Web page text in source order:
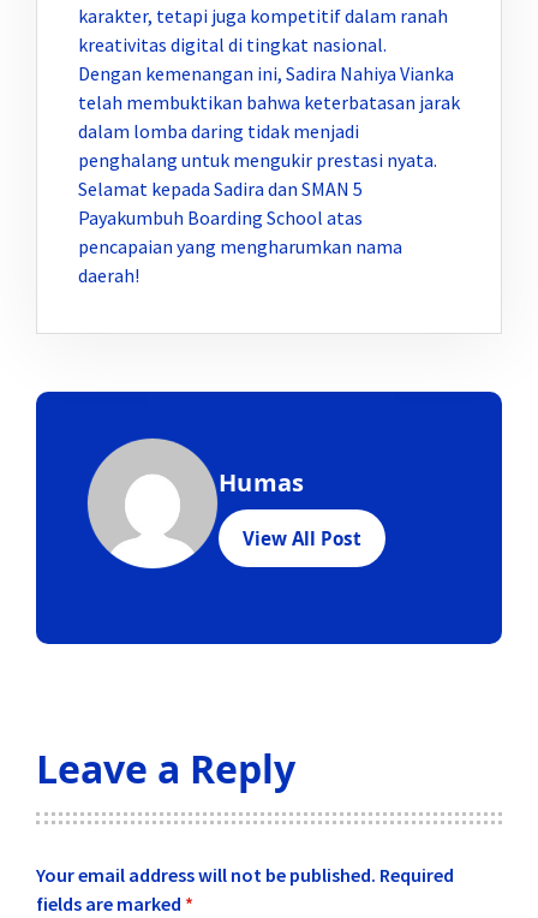
karakter, tetapi juga kompetitif dalam ranah
kreativitas digital di tingkat nasional.
Dengan kemenangan ini, Sadira Nahiya Vianka
telah membuktikan bahwa keterbatasan jarak
dalam lomba daring tidak menjadi
penghalang untuk mengukir prestasi nyata.
Selamat kepada Sadira dan SMAN 5
Payakumbuh Boarding School atas
pencapaian yang mengharumkan nama
daerah!
Humas
View All Post
Leave a Reply
Your email address will not be published. Required
fields are marked *